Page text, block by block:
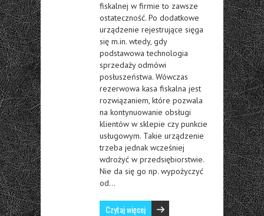
fiskalnej w firmie to zawsze
ostateczność. Po dodatkowe
urządzenie rejestrujące sięga
się m.in. wtedy, gdy
podstawowa technologia
sprzedaży odmówi
posłuszeństwa. Wówczas
rezerwowa kasa fiskalna jest
rozwiązaniem, które pozwala
na kontynuowanie obsługi
klientów w sklepie czy punkcie
usługowym. Takie urządzenie
trzeba jednak wcześniej
wdrożyć w przedsiębiorstwie.
Nie da się go np. wypożyczyć
od…
Czytaj więcej